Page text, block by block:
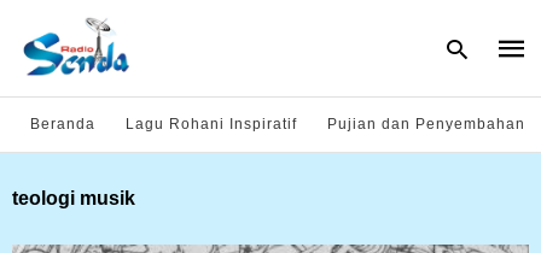
Beranda Lagu Rohani Inspiratif Pujian dan Penyembahan
teologi musik